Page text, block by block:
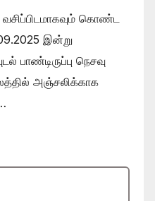
வசிப்பிடமாகவும் கொண்ட
இன்று
பாண்டிருப்பு நெசவு
அஞ்சலிக்காக